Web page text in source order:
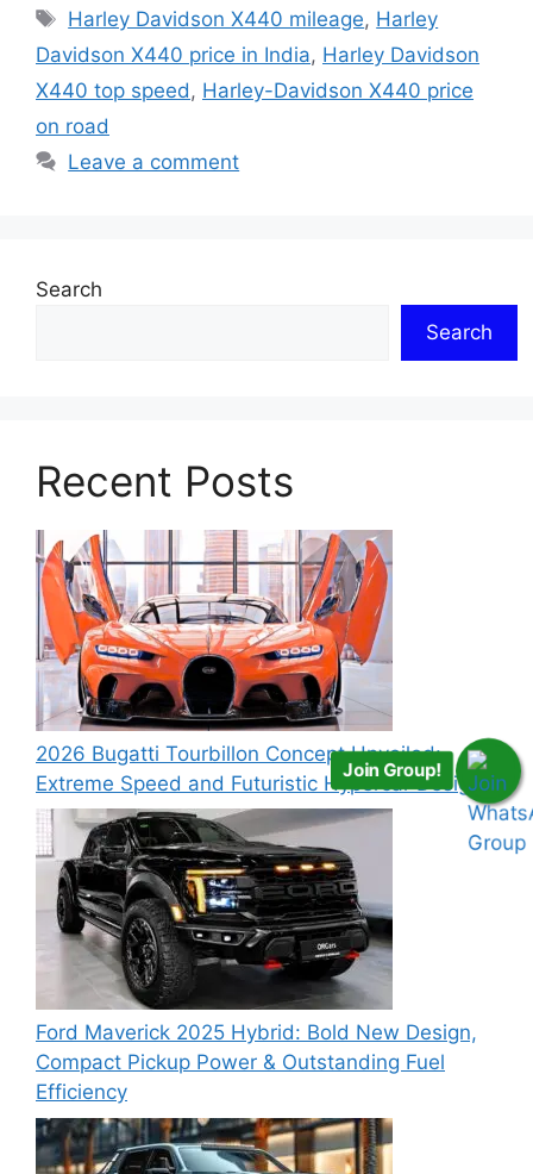
Tags
Harley Davidson X440 mileage, Harley
Davidson X440 price in India, Harley Davidson
X440 top speed , Harley-Davidson X440 price
on road
Leave a comment
Search
Search
Recent Posts
2026 Bugatti Tourbillon Concept Unveiled:
Extreme Speed and Futuristic Hypercar Design
Ford Maverick 2025 Hybrid: Bold New Design,
Compact Pickup Power & Outstanding Fuel
Efficiency
Join Group!